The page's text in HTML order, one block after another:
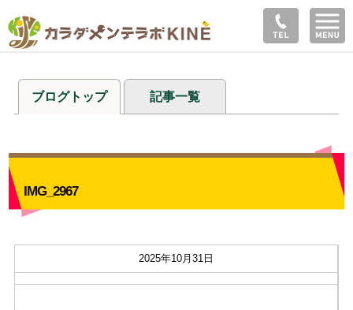
ブログトップ 記事一覧
IMG_2967
2025年10月31日